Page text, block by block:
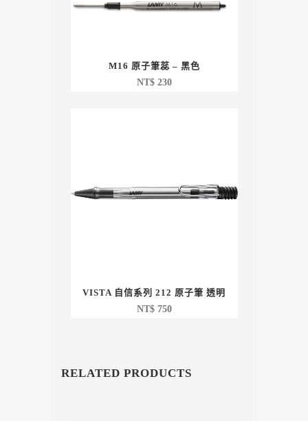
M16 原子筆蕊 – 黑色
NT$230
VISTA 自信系列 212 原子筆 透明
NT$750
RELATED PRODUCTS